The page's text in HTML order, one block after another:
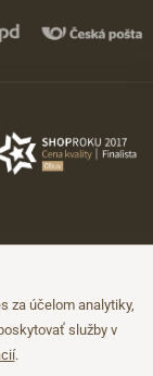
za účelom analytiky,
služby v
.